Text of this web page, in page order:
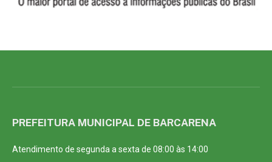
PREFEITURA MUNICIPAL DE BARCARENA
Atendimento de segunda a sexta de 08:00 às 14:00